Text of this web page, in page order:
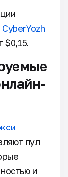
$0,15.
пул
и